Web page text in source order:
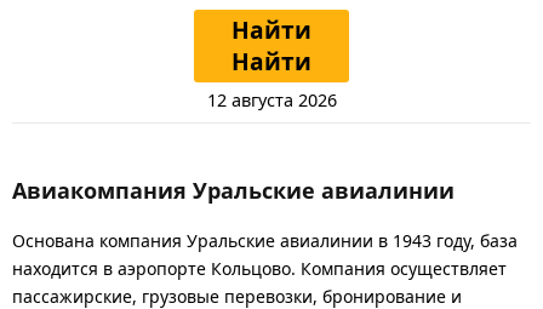
Найти
Найти
12 августа 2026
Авиакомпания Уральские авиалинии
Основана компания Уральские авиалинии в 1943 году, база
находится в аэропорте Кольцово. Компания осуществляет
пассажирские, грузовые перевозки, бронирование и